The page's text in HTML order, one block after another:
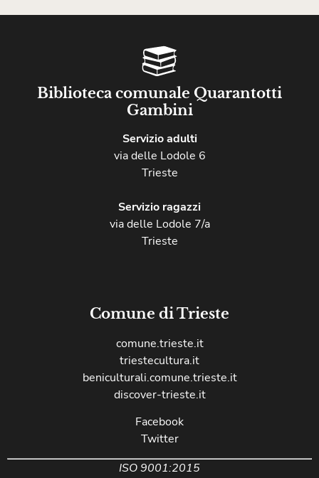
Biblioteca comunale Quarantotti
Gambini
Servizio adulti
via delle Lodole 6
Trieste
Servizio ragazzi
via delle Lodole 7/a
Trieste
Comune di Trieste
comune.trieste.it
triestecultura.it
beniculturali.comune.trieste.it
discover-trieste.it
Facebook
Twitter
ISO 9001:2015